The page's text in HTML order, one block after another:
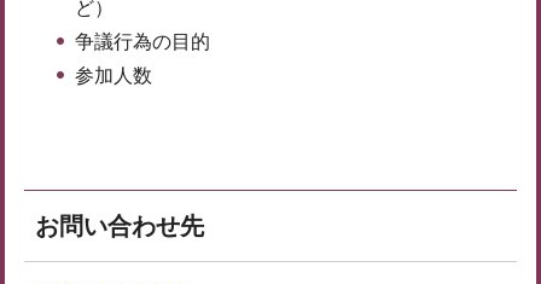
ど）
争議行為の目的
参加人数
お問い合わせ先